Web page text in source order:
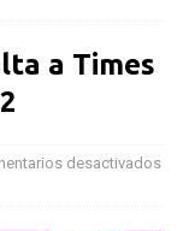
a Times
desactivados